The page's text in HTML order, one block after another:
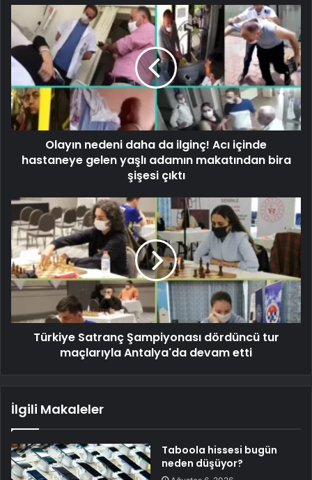
Olayın nedeni daha da ilginç! Acı içinde
hastaneye gelen yaşlı adamın makatından bira
şişesi çıktı
Türkiye Satranç Şampiyonası dördüncü tur
maçlarıyla Antalya'da devam etti
İlgili Makaleler
Taboola hissesi bugün
neden düşüyor?